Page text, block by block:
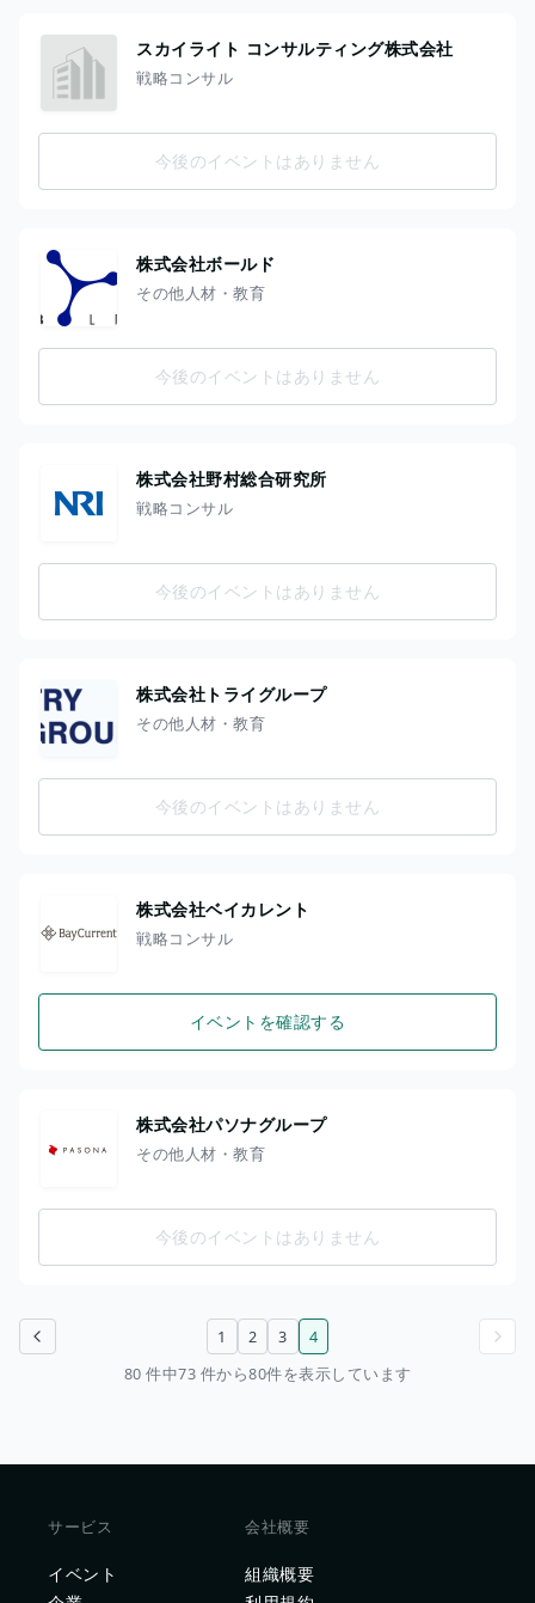
スカイライト コンサルティング株式会社
戦略コンサル
今後のイベントはありません
株式会社ボールド
その他人材・教育
今後のイベントはありません
株式会社野村総合研究所
戦略コンサル
今後のイベントはありません
株式会社トライグループ
その他人材・教育
今後のイベントはありません
株式会社ベイカレント
戦略コンサル
イベントを確認する
株式会社パソナグループ
その他人材・教育
今後のイベントはありません
前のページ 1 2 3
4
80 件中73 件から80件を表示しています
サービス
イベント
会社概要
組織概要